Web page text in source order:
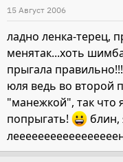
15 Август 2006
ладно ленка-терец,
менятак...хоть
прыгала правильно!!!
юля ведь во второй
"манежкой", так что
попрыгать!
блин,